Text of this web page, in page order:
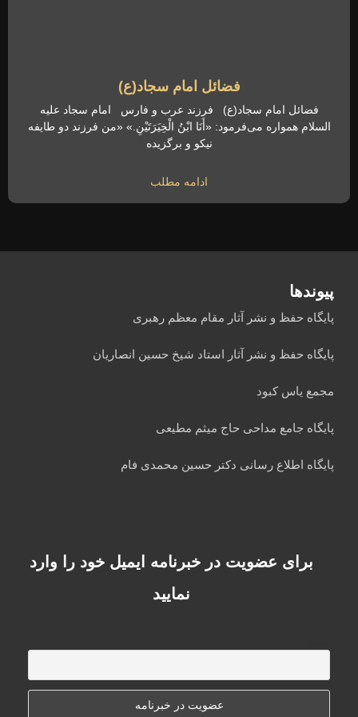
فضائل امام سجاد(ع)
فضائل امام سجاد(ع) فرزند عرب و فارس امام سجاد علیه
السلام همواره می‌فرمود: «أَنَا ابْنُ الْخِیَرَتَیْنِ.» «من فرزند دو طایفه
نیکو و برگزیده
ادامه مطلب
پیوندها
پایگاه حفظ و نشر آثار مقام معظم رهبری
پایگاه حفظ و نشر آثار استاد شیخ حسین انصاریان
مجمع یاس کبود
پایگاه جامع مداحی حاج میثم مطیعی
پایگاه اطلاع رسانی دکتر حسین محمدی فام
برای عضویت در خبرنامه ایمیل خود را وارد
نمایید